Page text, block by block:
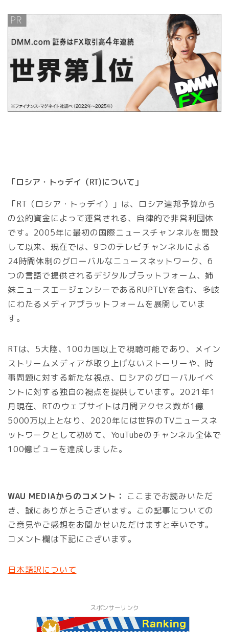
「ロシア・トゥデイ（RT)について」
「RT（ロシア・トゥデイ）」は、ロシア連邦予算から
の公的資金によって運営される、自律的で非営利団体
です。2005年に最初の国際ニュースチャンネルを開設
して以来、現在では、9つのテレビチャンネルによる
24時間体制のグローバルなニュースネットワーク、6
つの言語で提供されるデジタルプラットフォーム、姉
妹ニュースエージェンシーであるRUPTLYを含む、多岐
にわたるメディアプラットフォームを展開していま
す。
RTは、5大陸、100カ国以上で視聴可能であり、メイン
ストリームメディアが取り上げないストーリーや、時
事問題に対する新たな視点、ロシアのグローバルイベ
ントに対する独自の視点を提供しています。2021年1
月現在、RTのウェブサイトは月間アクセス数が1億
5000万以上となり、2020年には世界のTVニュースネ
ットワークとして初めて、YouTubeのチャンネル全体で
100億ビューを達成しました。
WAU MEDIAからのコメント： ここまでお読みいただ
き、誠にありがとうございます。この記事についての
ご意見やご感想をお聞かせいただけますと幸いです。
コメント欄は下記にございます。
日本語訳について
スポンサーリンク